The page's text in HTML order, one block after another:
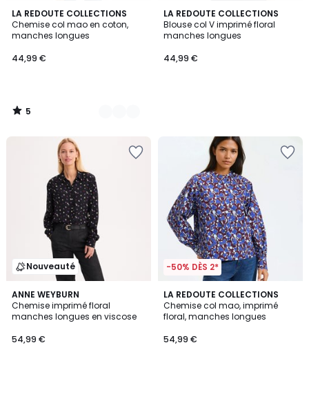
LA REDOUTE COLLECTIONS
Chemise col mao en coton,
manches longues
44,99 €
5
/
5
2
Couleurs
5
/
LA REDOUTE COLLECTIONS
Blouse col V imprimé floral
manches longues
44,99 €
Nouveauté
ANNE WEYBURN
Chemise imprimé floral
manches longues en viscose
54,99 €
-50% DÈS 2*
LA REDOUTE COLLECTIONS
Chemise col mao, imprimé
floral, manches longues
54,99 €